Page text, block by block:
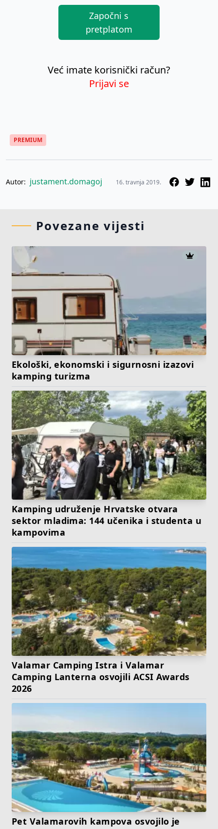
Započni s
pretplatom
Već imate korisnički račun?
Prijavi se
PREMIUM
Autor: justament.domagoj 16. travnja 2019.
Povezane vijesti
Ekološki, ekonomski i sigurnosni izazovi
kamping turizma
Kamping udruženje Hrvatske otvara
sektor mladima: 144 učenika i studenta u
kampovima
Valamar Camping Istra i Valamar
Camping Lanterna osvojili ACSI Awards
2026
Pet Valamarovih kampova osvojilo je